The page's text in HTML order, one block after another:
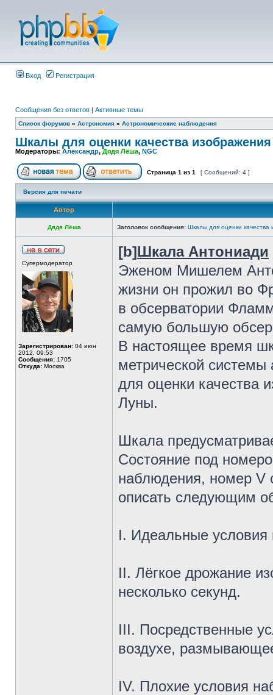
Вход Регистрация
Сообщения без ответов | Активные темы
Список форумов » Астрономия » Астрономические наблюдения
Шкалы для оценки качества
Модераторы: Александр,Дядя Лёша, NGC
Страница 1 из 1 [ Сообщений: 4 ]
Версия для печати
Автор
Дядя Лёша Заголовок сообщения: Шкалы для оценки качества
Супермодератор
Зарегистрирован: 04 июн
2012, 09:53
Сообщения: 1705
Откуда: Москва
[b]Шкала Антониади
Эженом Мишелем
жизни он прожил во
в обсерватории
самую большую
В настоящее время
метрической системы
для оценки качества
Луны.
Шкала
Состояние под
наблюдения, номер V
описать следующим
I. Идеальные
II. Лёгкое дрожание
несколько секунд.
III. Посредственные
воздухе,
IV. Плохие условия